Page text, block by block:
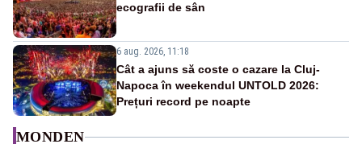
ecografii de sân
6 aug. 2026, 11:18
Cât a ajuns să coste o cazare la Cluj-
Napoca în weekendul UNTOLD 2026:
Prețuri record pe noapte
MONDEN